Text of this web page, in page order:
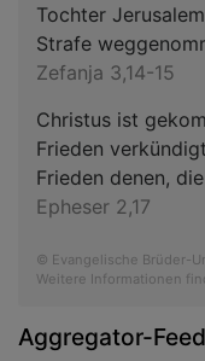
Tochter
Strafe
Zefanja 3,14-15
Christus ist
Frieden
Frieden denen,
Epheser 2,17
© Evangelische Brüder-
Weitere Informationen
Aggregator-Feed